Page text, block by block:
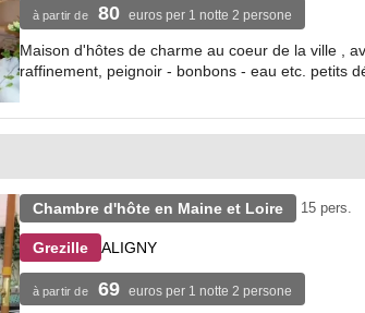
à partir de 80 euros per 1 notte 2 persone
Maison d'hôtes de charme au coeur de la ville ,
raffinement, peignoir - bonbons - eau etc. petits
Chambre d'hôte en Maine et Loire 15 pers.
Grezille ALIGNY
à partir de 69 euros per 1 notte 2 persone